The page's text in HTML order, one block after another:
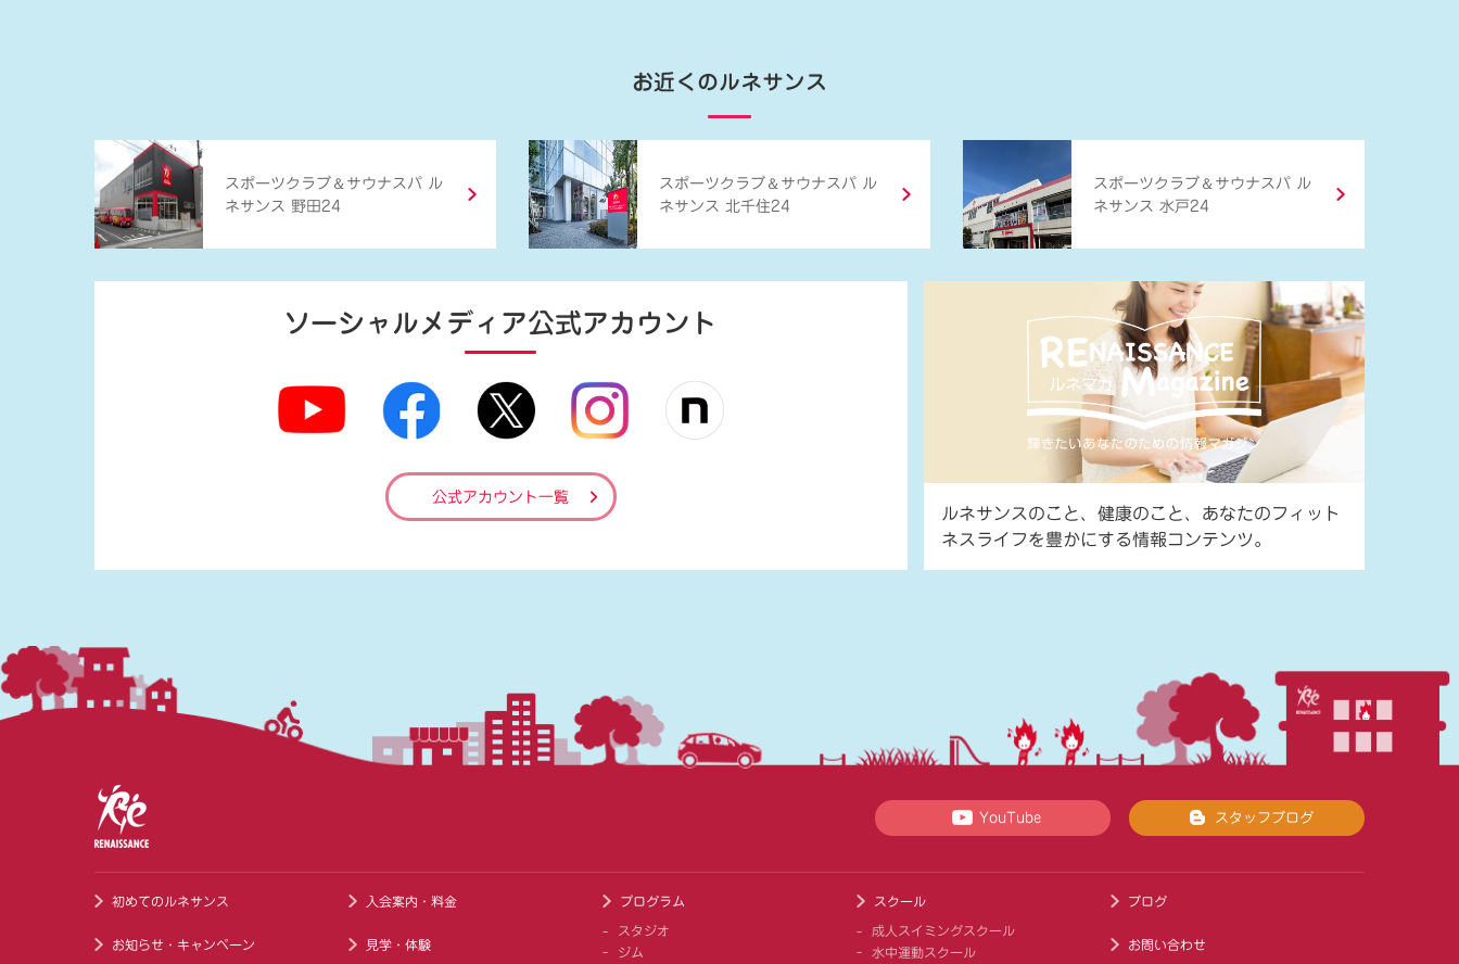
お近くのルネサンス
スポーツクラブ ＆ サウナスパ ル
ネサンス 野田24
スポーツクラブ ＆ サウナスパ ル
ネサンス 北千住24
スポーツクラブ ＆ サウナスパ ル
ネサンス 水戸24
ソーシャルメディア公式アカウント
公式アカウント一覧
ルネサンスのこと、健康のこと、あなたのフィット
ネスライフを豊かにする情報コンテンツ。
YouTube スタッフブログ
初めてのルネサンス
お知らせ・キャンペーン
入会案内・料金
見学・体験
プログラム
スタジオ
ジム
スクール
成人スイミングスクール
水中運動スクール
ブログ
お問い合わせ